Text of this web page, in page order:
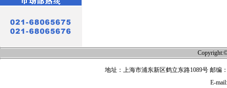
地址：上海市浦东新区鹤立东路1089号 邮编
E-